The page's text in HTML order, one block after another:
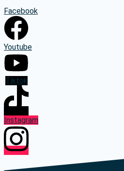
Facebook
Youtube
Tiktok
Instagram